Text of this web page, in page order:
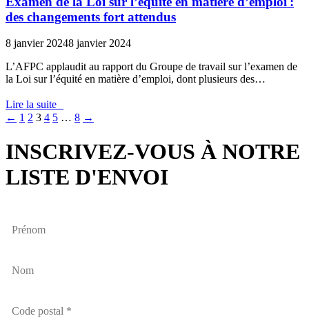
des changements fort attendus
8 janvier 20248 janvier 2024
L’AFPC applaudit au rapport du Groupe de travail sur l’examen de
la Loi sur l’équité en matière d’emploi, dont plusieurs des…
Lire la suite
← 1 2 3 4 5 … 8 →
INSCRIVEZ-VOUS À NOTRE
LISTE D'ENVOI